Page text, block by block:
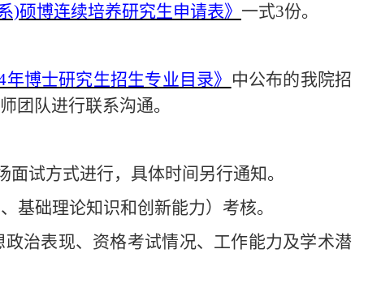
)硕博连续培养研究生申请表》 一式3份。
年博士研究生招生专业目录》 中公布的我院招
团队进行联系沟通。
面试方式进行，具体时间另行通知。
基础理论知识和创新能力）考核。
治表现、资格考试情况、工作能力及学术潜